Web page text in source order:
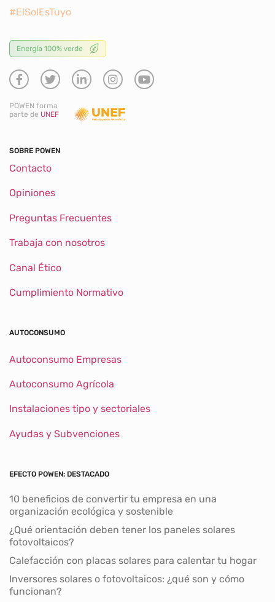
#ElSolEsTuyo
POWEN forma
parte de UNEF
SOBRE POWEN
Contacto
Opiniones
Preguntas Frecuentes
Trabaja con nosotros
Canal Ético
Cumplimiento Normativo
AUTOCONSUMO
Autoconsumo Empresas
Autoconsumo Agrícola
Instalaciones tipo y sectoriales
Ayudas y Subvenciones
EFECTO POWEN: DESTACADO
10 beneficios de convertir tu empresa en una
organización ecológica y sostenible
¿Qué orientación deben tener los paneles solares
fotovoltaicos?
Calefacción con placas solares para calentar tu hogar
Inversores solares o fotovoltaicos: ¿qué son y cómo
funcionan?